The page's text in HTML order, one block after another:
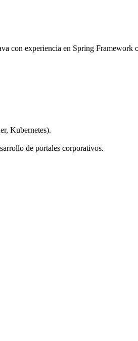
con experiencia en Spring
Kubernetes).
de portales corporativos.